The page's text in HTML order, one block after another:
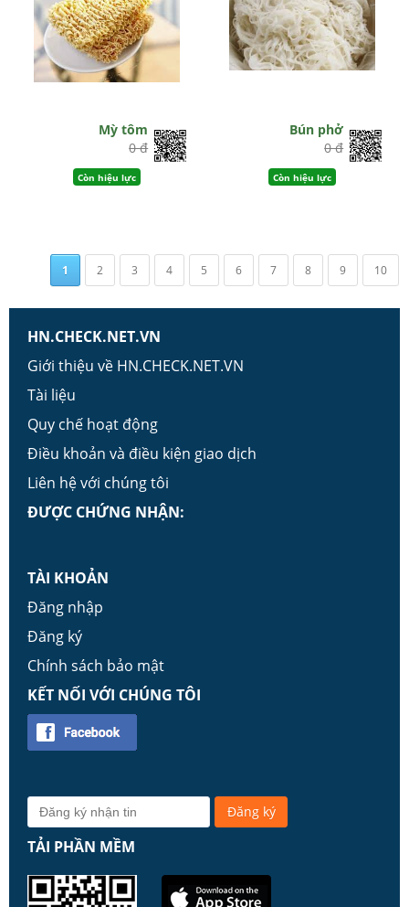
Mỳ tôm
0 đ
Còn hiệu lực
Bún phở
0 đ
Còn hiệu lực
1 2 3 4 5 6 7 8 9 10
HN.CHECK.NET.VN
Giới thiệu về HN.CHECK.NET.VN
Tài liệu
Quy chế hoạt động
Điều khoản và điều kiện giao dịch
Liên hệ với chúng tôi
ĐƯỢC CHỨNG NHẬN:
TÀI KHOẢN
Đăng nhập
Đăng ký
Chính sách bảo mật
KẾT NỐI VỚI CHÚNG TÔI
TẢI PHẦN MỀM